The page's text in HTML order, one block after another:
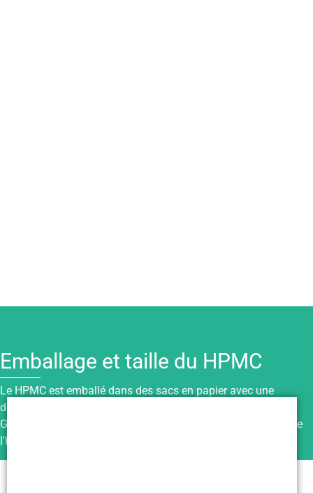
Emballage et taille du HPMC
Le HPMC est emballé dans des sacs en papier avec une
doublure en plastique pour une protection supplémentaire.
Gardez-le scellé, sec et stocké dans un endroit frais, à l'abri de
l'humidité, de la lumière du soleil et des sources d'incendie.